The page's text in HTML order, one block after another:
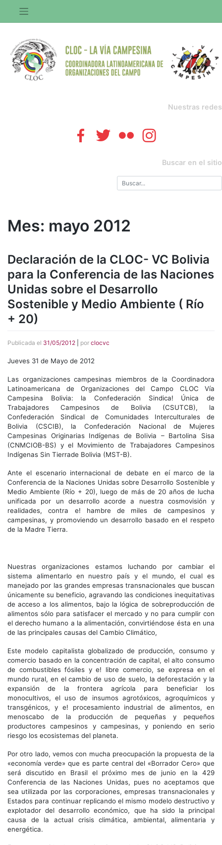
contenido
Nuestras redes
Buscar en el sitio
Mes: mayo 2012
Declaración de la CLOC- VC Bolivia
para la Conferencia de las Naciones
Unidas sobre el Desarrollo
Sostenible y Medio Ambiente ( Río
+ 20)
Publicada el 31/05/2012 por clocvc
Jueves 31 de Mayo de 2012
Las organizaciones campesinas miembros de la Coordinadora
Latinoamericana de Organizaciones del Campo CLOC Vía
Campesina Bolivia: la Confederación Sindica! Única de
Trabajadores Campesinos de Bolivia (CSUTCB), la
Confederación Sindical de Comunidades Interculturales de
Bolivia (CSCIB), la Confederación Nacional de Mujeres
Campesinas Originarias Indígenas de BoIivia – Bartolina Sisa
(CNMCIOB-BS) y el Movimiento de Trabajadores Campesinos
Indígenas Sin Tierrade Bolivia (MST-B).
Ante el escenario internacional de debate en eí marco de la
Conferencia de la Naciones Unidas sobre Desarrollo Sostenible y
Medio Ambiente (Río + 20), luego de más de 20 años de lucha
unificada por un desarrollo acorde a nuestra cosmovisión y
realidades, contra e! hambre de miles de campesinos y
campesinas, y promoviendo un desarrollo basado en el respeto
de la Madre Tierra.
Nuestras organizaciones estamos luchando por cambiar el
sistema alimentarlo en nuestro país y el mundo, el cual es
manejado por las grandes empresas transnacionales que buscan
únicamente su beneficio, agravando las condiciones inequitativas
de acceso a los alimentos, bajo la lógica de sobreproducción de
alimentos sólo para satisfacer el mercado y no para cumplir con
el derecho humano a la alimentación, convirtiéndose ésta en una
de las principales causas del Cambio Climático,
Este modelo capitalista globalizado de producción, consumo y
comercio basado en la concentración de capital, el alto consumo
de combustibles fósiles y e! libre comercio, se expresa en el
mundo rural, en el cambio de uso de suelo, la deforestación y la
expansión de la frontera agrícola para beneficiar los
monocultivos, el uso de insumos agrotóxicos, agroquímicos y
transgénicos, y e! procesamiento industrial de alimentos, en
menoscabo de la producción de pequeñas y pequeños
productores campesinos y campesinas, y poniendo en serio
riesgo los ecosistemas del planeta.
Por otro lado, vemos con mucha preocupación la propuesta de la
«economía verde» que es parte central del «Borrador Cero» que
será discutido en Brasil el próximo mes de junio en la 429
Conferencia de las Naciones Unidas, pues no aceptamos que
sea utilizada por las corporaciones, empresas transnacionales y
Estados para continuar replicando el mismo modelo destructivo y
explotador del desarrollo económico, que ha sido la principal
causa de la actual crisis climática, ambiental, alimentaria y
energética.